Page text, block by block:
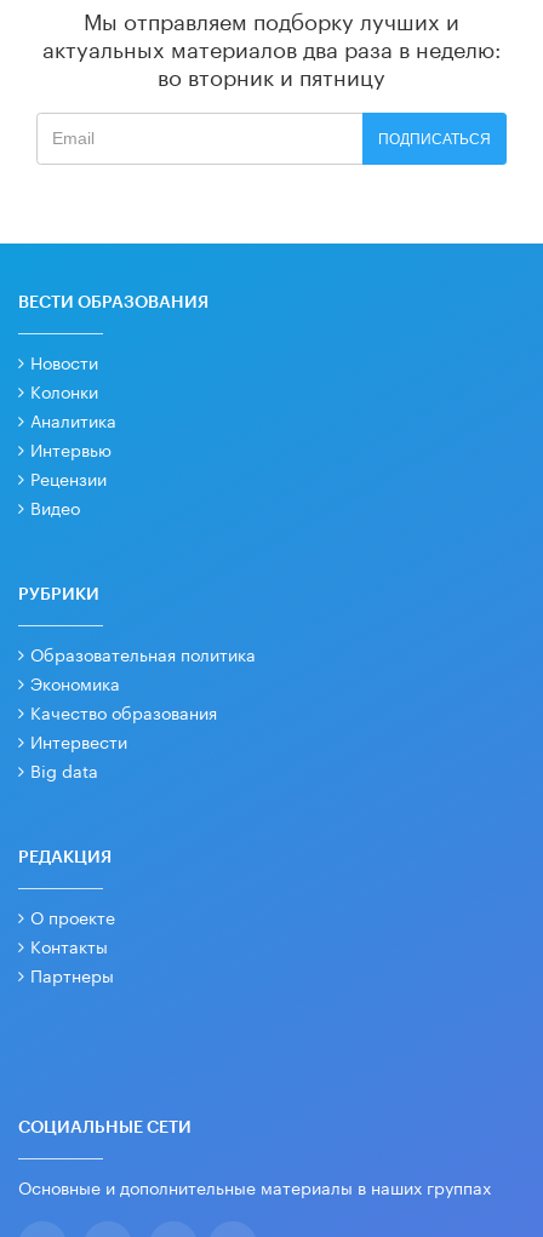
Мы отправляем подборку лучших и
актуальных материалов два раза в неделю:
во вторник и пятницу
ПОДПИСАТЬСЯ
ВЕСТИ ОБРАЗОВАНИЯ
Новости
Колонки
Аналитика
Интервью
Рецензии
Видео
РУБРИКИ
Образовательная политика
Экономика
Качество образования
Интервести
Big data
РЕДАКЦИЯ
О проекте
Контакты
Партнеры
СОЦИАЛЬНЫЕ СЕТИ
Основные и дополнительные материалы в наших группах